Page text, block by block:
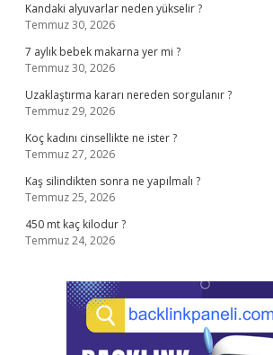
Kandaki alyuvarlar neden yükselir ?
Temmuz 30, 2026
7 aylık bebek makarna yer mi ?
Temmuz 30, 2026
Uzaklaştırma kararı nereden sorgulanır ?
Temmuz 29, 2026
Koç kadını cinsellikte ne ister ?
Temmuz 27, 2026
Kaş silindikten sonra ne yapılmalı ?
Temmuz 25, 2026
450 mt kaç kilodur ?
Temmuz 24, 2026